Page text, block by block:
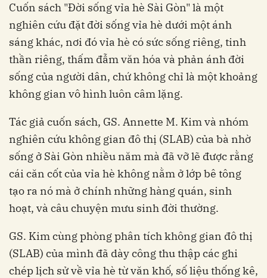
Cuốn sách "Đời sống vỉa hè Sài Gòn" là một
nghiên cứu đặt đời sống vỉa hè dưới một ánh
sáng khác, nơi đó vỉa hè có sức sống riêng, tinh
thần riêng, thấm đẫm văn hóa và phản ánh đời
sống của người dân, chứ không chỉ là một khoảng
không gian vô hình luôn câm lặng.
Tác giả cuốn sách, GS. Annette M. Kim và nhóm
nghiên cứu không gian đô thị (SLAB) của bà nhờ
sống ở Sài Gòn nhiều năm mà đã vỡ lẽ được rằng
cái căn cốt của vỉa hè không nằm ở lớp bê tông
tạo ra nó mà ở chính những hàng quán, sinh
hoạt, và câu chuyện mưu sinh đời thường.
GS. Kim cùng phòng phân tích không gian đô thị
(SLAB) của mình đã dày công thu thập các ghi
chép lịch sử về vỉa hè từ văn khố, số liệu thống kê,